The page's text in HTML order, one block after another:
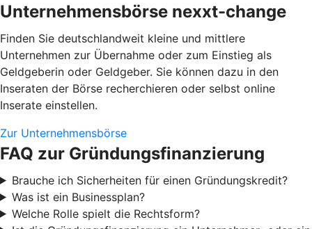
Unternehmensbörse nexxt-change
Finden Sie deutschlandweit kleine und mittlere
Unternehmen zur Übernahme oder zum Einstieg als
Geldgeberin oder Geldgeber. Sie können dazu in den
Inseraten der Börse recherchieren oder selbst online
Inserate einstellen.
Zur Unternehmensbörse
FAQ zur Gründungsfinanzierung
Brauche ich Sicherheiten für einen Gründungskredit?
Was ist ein Businessplan?
Welche Rolle spielt die Rechtsform?